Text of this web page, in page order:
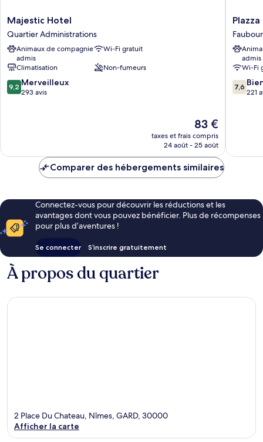
Majestic
Hotel
Quartier
Administrations
Majestic Hotel
Quartier Administrations
Animaux de compagnie
admis
Wi-Fi gratuit
Climatisation
Non-fumeurs
9.2
sur
9,2 Merveilleux
293 avis
Le
nouveau
prix
de
83 €
taxes et frais compris
24 août - 25 août
Plazza
hôtel
admis
Wi-Fi
7.6
sur
7,6
221
Comparer des hébergements similaires
Connectez-vous pour découvrir les réductions et les
avantages dont vous pouvez bénéficier. Plus de récompenses
pour plus d’aventures !
Se connecter S’inscrire gratuitement
À propos du quartier
2 Place Du Chateau, Nîmes, GARD, 30000
Afficher la carte